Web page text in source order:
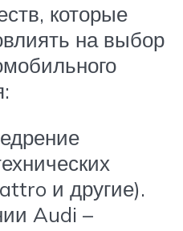
которые
на выбор
и другие).
Audi –